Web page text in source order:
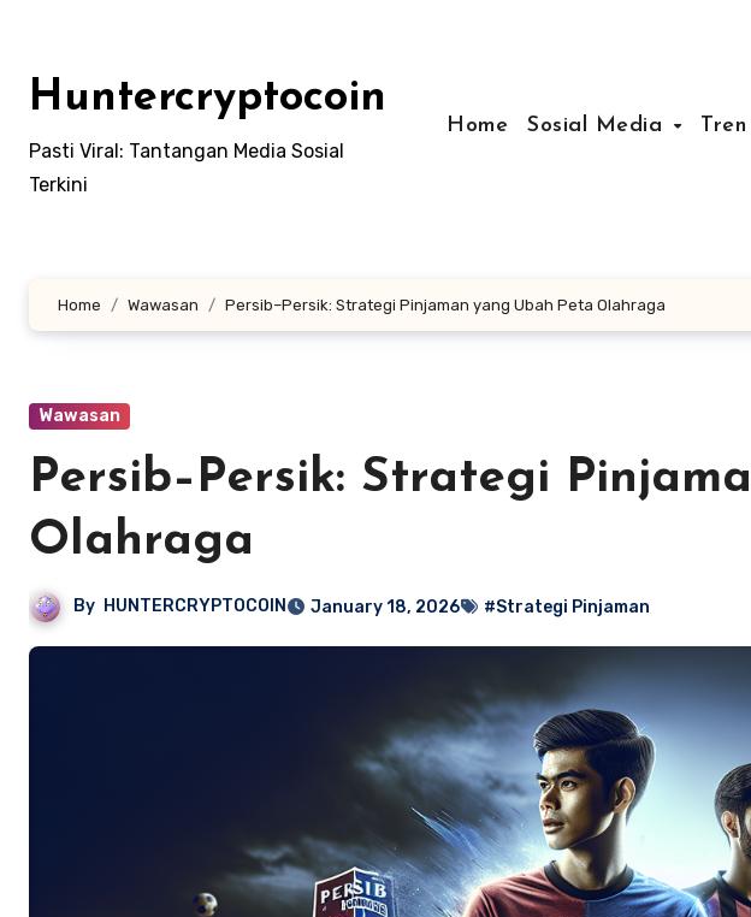
contentHuntercryptocoin
Pasti Viral: Tantangan Media Sosial
Terkini
Home Sosial Media
Home Wawasan Persib–Persik: Strategi Pinjaman yang Ubah Peta Olahraga
Wawasan
Persib–Persik: Strategi
Olahraga
By HUNTERCRYPTOCOIN January 18, 2026 #Strategi Pinjaman